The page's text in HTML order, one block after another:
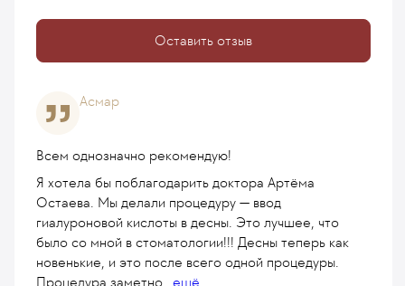
Оставить отзыв
Асмар
Всем однозначно рекомендую!
Я хотела бы поблагодарить доктора Артёма
Остаева. Мы делали процедуру — ввод
гиалуроновой кислоты в десны. Это лучшее, что
было со мной в стоматологии!!! Десны теперь как
новенькие, и это после всего одной процедуры.
Процедура заметно ещё